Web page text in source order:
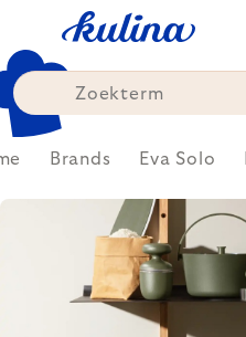
content
Brands Eva Solo